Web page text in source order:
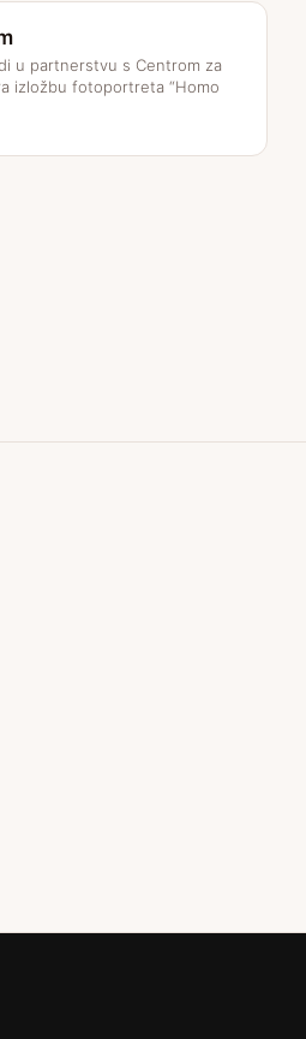
u partnerstvu s Centrom za
izložbu fotoportreta “Homo